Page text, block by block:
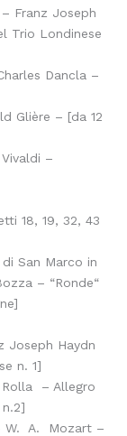
Franz Joseph
Trio Londinese
Dancla –
Glière – [da 12
–
18, 19, 32, 43
San Marco in
– “Ronde“
Joseph Haydn
n. 1]
– Allegro
W. A. Mozart –